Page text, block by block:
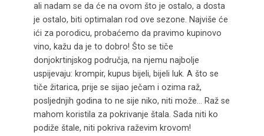
ali nadam se da će na ovom što je ostalo, a dosta
je ostalo, biti optimalan rod ove sezone. Najviše će
ići za porodicu, probaćemo da pravimo kupinovo
vino, kažu da je to dobro! Što se tiče
donjokrtinjskog područja, na njemu najbolje
uspijevaju: krompir, kupus bijeli, bijeli luk. A što se
tiče žitarica, prije se sijao ječam i ozima raž,
posljednjih godina to ne sije niko, niti može… Raž se
mahom koristila za pokrivanje štala. Sada niti ko
podiže štale, niti pokriva raževim krovom!